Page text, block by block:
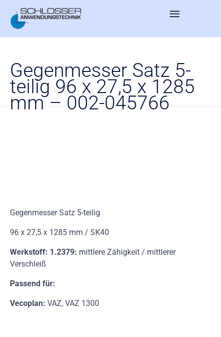
Gegenmesser Satz 5-
teilig 96 x 27,5 x 1285
mm – 002-045766
Gegenmesser Satz 5-teilig
96 x 27,5 x 1285 mm / SK40
Werkstoff: 1.2379: mittlere Zähigkeit / mittlerer
Verschleiß
Passend für:
Vecoplan: VAZ, VAZ 1300